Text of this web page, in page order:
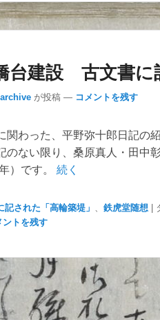
台建設 古文書
が投稿 — コメントを残す
関わった、平野弥十郎日記の
のない限り、桑原真人・田中
）です。 続く
記された「高輪築堤」 、 鉄虎堂随想
ントを残す